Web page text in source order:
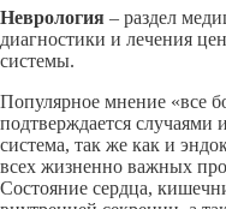
Неврология – раздел
диагностики и лечения
системы.
Популярное мнение «все
подтверждается
система, так же как и
всех жизненно важных
Состояние сердца,